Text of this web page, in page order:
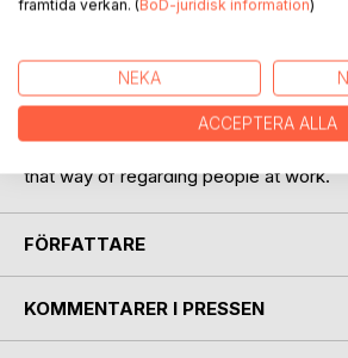
our mutual interdependencies and at
of work and life together.
that way of regarding people at work.
FÖRFATTARE
KOMMENTARER I PRESSEN
framtida verkan. (BoD-juridisk information)
NEKA
ACCEPTERA ALLA